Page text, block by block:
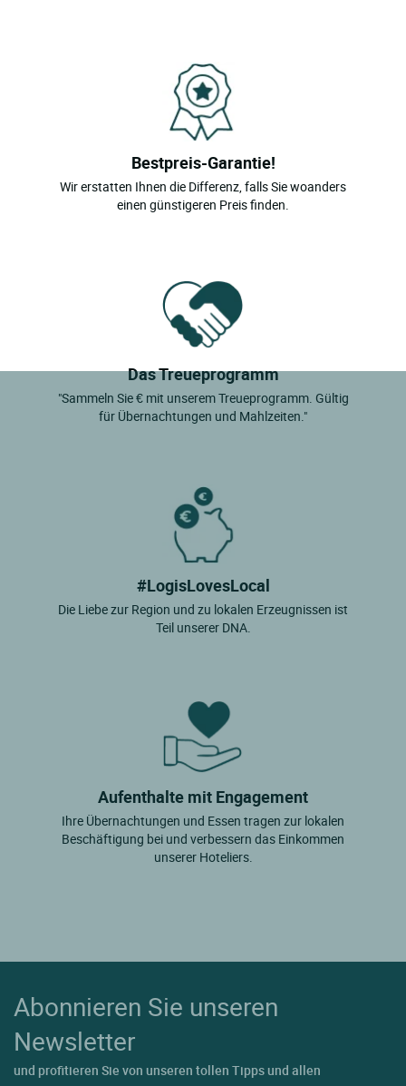
Bestpreis-Garantie!
Wir erstatten Ihnen die Differenz, falls Sie woanders
einen günstigeren Preis finden.
Das Treueprogramm
"Sammeln Sie € mit unserem Treueprogramm. Gültig
für Übernachtungen und Mahlzeiten."
#LogisLovesLocal
Die Liebe zur Region und zu lokalen Erzeugnissen ist
Teil unserer DNA.
Aufenthalte mit Engagement
Ihre Übernachtungen und Essen tragen zur lokalen
Beschäftigung bei und verbessern das Einkommen
unserer Hoteliers.
Abonnieren Sie unseren
Newsletter
und profitieren Sie von unseren tollen Tipps und allen